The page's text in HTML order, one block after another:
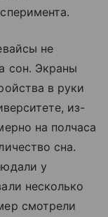
не
сон. Экраны
в руки
из-
на полчаса
сна.
у
несколько
смотрели